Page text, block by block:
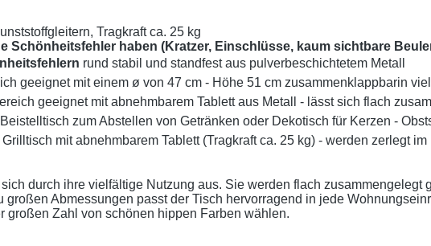
Tragkraft ca. 25 kg
Schönheitsfehler haben (Kratzer, Einschlüsse, kaum sichtbare
rund stabil und standfest aus pulverbeschichtetem Metall
geeignet mit einem ø von 47 cm - Höhe 51 cm zusammenklappbarin
geeignet mit abnehmbarem Tablett aus Metall - lässt sich flach
zum Abstellen von Getränken oder Dekotisch für Kerzen -
mit abnehmbarem Tablett (Tragkraft ca. 25 kg) - werden zerlegt
durch ihre vielfältige Nutzung aus. Sie werden flach
Abmessungen passt der Tisch hervorragend in jede
großen Zahl von schönen hippen Farben wählen.